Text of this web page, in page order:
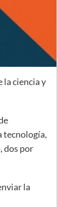
la ciencia y
tecnología,
dos por
la